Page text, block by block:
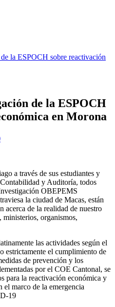
la ESPOCH sobre reactivación
de la ESPOCH
en Morona
a través de sus estudiantes y
y Auditoría, todos
OBEPEMS
la ciudad de Macas, están
acerca de la realidad de nuestro
ministerios, organismos,
las actividades según el
estrictamente el cumplimiento de
de prevención y los
por el COE Cantonal, se
para la reactivación económica y
marco de la emergencia
19